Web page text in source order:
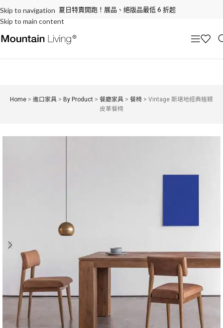
Skip to navigation
Skip to main content
夏日特賣開跑！展品、絕版品最低 6 折起
Home > 進口家具 > By Product > 餐廳家具 > 餐椅 > Vintage 斯堪地經典植鞣
皮革餐椅